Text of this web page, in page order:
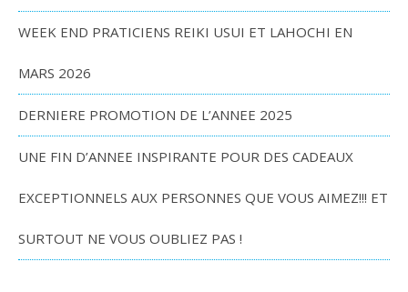
WEEK END PRATICIENS REIKI USUI ET LAHOCHI EN
MARS 2026
DERNIERE PROMOTION DE L’ANNEE 2025
UNE FIN D’ANNEE INSPIRANTE POUR DES CADEAUX
EXCEPTIONNELS AUX PERSONNES QUE VOUS AIMEZ!!! ET
SURTOUT NE VOUS OUBLIEZ PAS !